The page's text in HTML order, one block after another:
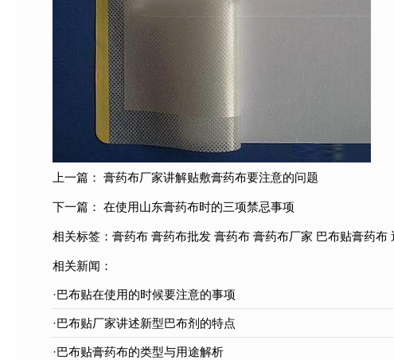
上一篇： 膏药布厂家讲解贴敷膏药布要注意的问题
下一篇： 在使用山东膏药布时的三项禁忌事项
相关标签： 膏药布 膏药布批发 膏药布 膏药布厂家 巴布贴膏药布
相关新闻：
·巴布贴在使用的时候要注意的事项
·巴布贴厂家讲述新型巴布剂的特点
·巴布贴膏药布的类型与用途解析